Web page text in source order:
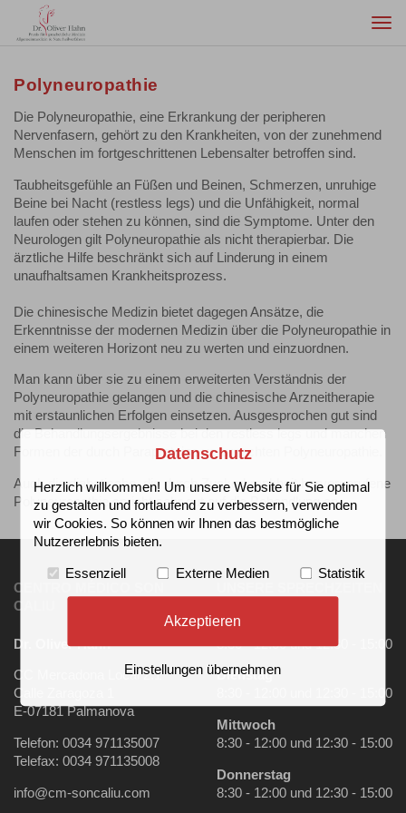
Polyneuropathie
Die Polyneuropathie, eine Erkrankung der peripheren
Nervenfasern, gehört zu den Krankheiten, von der zunehmend
Menschen im fortgeschrittenen Lebensalter betroffen sind.
Taubheitsgefühle an Füßen und Beinen, Schmerzen, unruhige
Beine bei Nacht (restless legs) und die Unfähigkeit, normal
laufen oder stehen zu können, sind die Symptome. Unter den
Neurologen gilt Polyneuropathie als nicht therapierbar. Die
ärztliche Hilfe beschränkt sich auf Linderung in einem
unaufhaltsamen Krankheitsprozess.
Die chinesische Medizin bietet dagegen Ansätze, die
Erkenntnisse der modernen Medizin über die Polyneuropathie in
einem weiteren Horizont neu zu werten und einzuordnen.
Man kann über sie zu einem erweiterten Verständnis der
Polyneuropathie gelangen und die chinesische Arzneitherapie
mit erstaunlichen Erfolgen einsetzen. Ausgesprochen gut sind
die Behandlungsergebnisse bei den restless legs und manchen
Formen der durch Paraproteine verursachten Polyneuropathie.
Auch die diabetische, die durch Zuckerkrankheit hervorgerufene
Polyneuropathie spricht sehr gut auf die Behandlung an.
CENTRO MÉDICO SON
CALIU
Dr. Oliver Hahn
CC Mercadona Local 2.1
Calle Zaragoza 1
E-07181 Palmanova
Telefon: 0034 971135007
Telefax: 0034 971135008
info@cm-soncaliu.com
Montag
8:30 - 12:00 und 12:30 - 15:00
Dienstag
8:30 - 12:00 und 12:30 - 15:00
Mittwoch
8:30 - 12:00 und 12:30 - 15:00
Donnerstag
8:30 - 12:00 und 12:30 - 15:00
Datenschutz
Herzlich willkommen! Um unsere Website für Sie optimal
zu gestalten und fortlaufend zu verbessern, verwenden
wir Cookies. So können wir Ihnen das bestmögliche
Nutzererlebnis bieten.
Essenziell Externe Medien Statistik
Akzeptieren
Einstellungen übernehmen